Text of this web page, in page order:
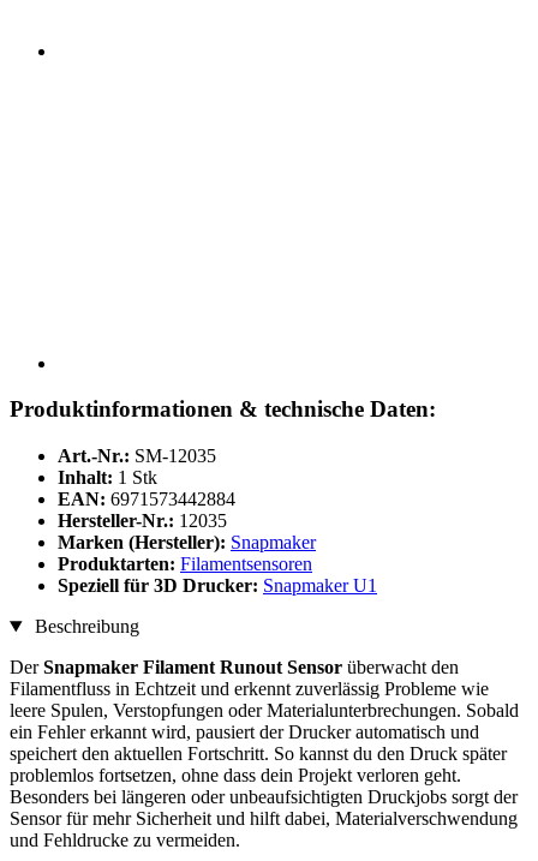
Produktinformationen & technische Daten:
Art.-Nr.: SM-12035
Inhalt: 1 Stk
EAN: 6971573442884
Hersteller-Nr.: 12035
Marken (Hersteller): Snapmaker
Produktarten: Filamentsensoren
Speziell für 3D Drucker: Snapmaker U1
Beschreibung
DerSnapmaker Filament Runout Sensor überwacht den
Filamentfluss in Echtzeit und erkennt zuverlässig Probleme wie
leere Spulen, Verstopfungen oder Materialunterbrechungen. Sobald
ein Fehler erkannt wird, pausiert der Drucker automatisch und
speichert den aktuellen Fortschritt. So kannst du den Druck später
problemlos fortsetzen, ohne dass dein Projekt verloren geht.
Besonders bei längeren oder unbeaufsichtigten Druckjobs sorgt der
Sensor für mehr Sicherheit und hilft dabei, Materialverschwendung
und Fehldrucke zu vermeiden.